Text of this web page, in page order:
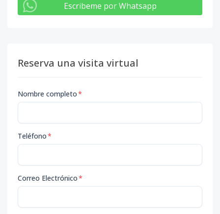
Escribeme por Whatsapp
Reserva una visita virtual
Nombre completo*
Teléfono*
Correo Electrónico*